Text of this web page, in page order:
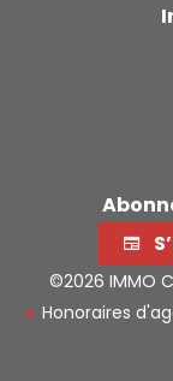
©2026 IMMO
Honoraires